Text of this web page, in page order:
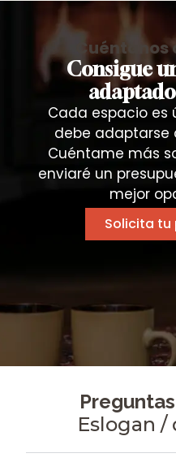
Consigue
Cada espacio
debe adaptarse
Cuéntame más
enviaré un
mejor
Solicita tu
Eslogan